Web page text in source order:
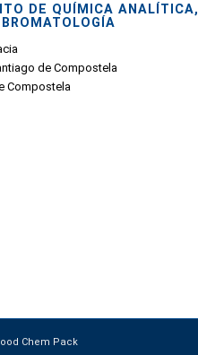
DE QUÍMICA ANALÍTICA,
de Compostela
Compostela
Chem Pack